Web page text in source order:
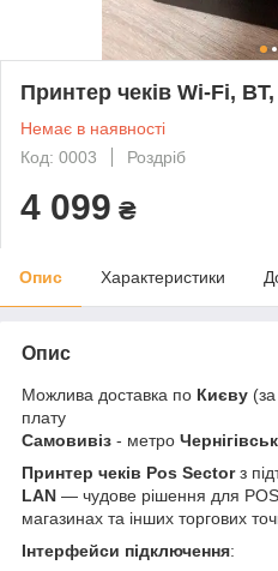
Принтер чеків Wi-Fi,
Немає в наявності
Код: 0003
Роздріб
4 099 ₴
Опис Характеристики
Опис
Можлива доставка по Києву
плату
Самовивіз - метро
Принтер чеків Pos Sectorз
LAN — чудове рішення для
магазинах та інших торгових
Інтерфейси підключення: